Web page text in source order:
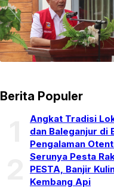
Berita Populer
Angkat Tradisi
dan Baleganjur di
Pengalaman
Serunya Pesta
PESTA, Banjir
Kembang Api